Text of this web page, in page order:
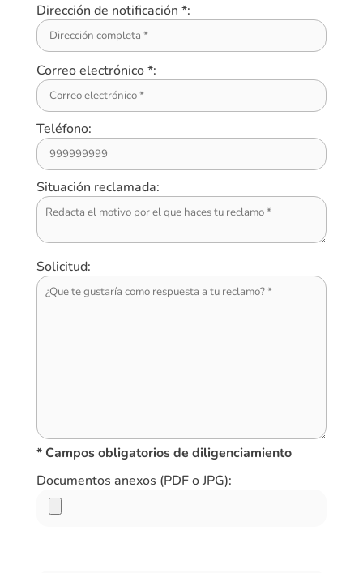
Dirección de notificación *:
Correo electrónico *:
Teléfono:
Situación reclamada:
Solicitud:
* Campos obligatorios de diligenciamiento
Documentos anexos (PDF o JPG):